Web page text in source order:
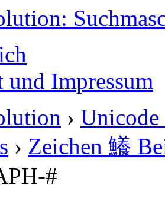
und Impressum
› Unicode
› Zeichen 鱶
#